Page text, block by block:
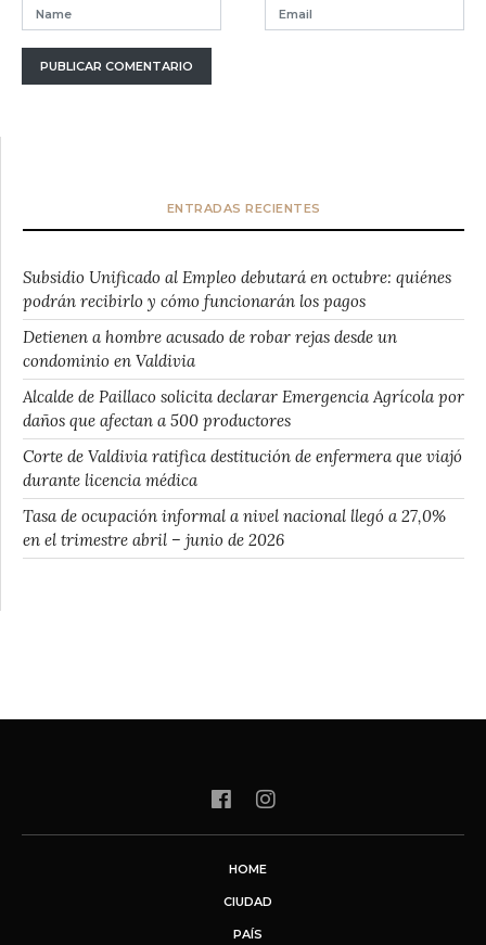
ENTRADAS RECIENTES
Subsidio Unificado al Empleo debutará en octubre: quiénes
podrán recibirlo y cómo funcionarán los pagos
Detienen a hombre acusado de robar rejas desde un
condominio en Valdivia
Alcalde de Paillaco solicita declarar Emergencia Agrícola por
daños que afectan a 500 productores
Corte de Valdivia ratifica destitución de enfermera que viajó
durante licencia médica
Tasa de ocupación informal a nivel nacional llegó a 27,0%
en el trimestre abril – junio de 2026
HOME
CIUDAD
PAÍS